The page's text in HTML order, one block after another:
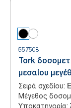
557508
Tork
μεσαίου
Σειρά σχεδίου:
Μέγεθος
Υποκατηγορία: